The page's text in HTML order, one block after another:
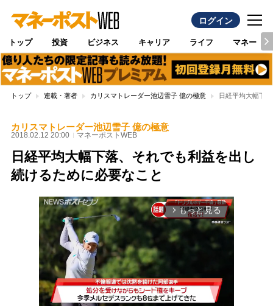
ログイン
トップ 投資 ビジネス キャリア ライフ マネー
トップ 連載・著者 カリスマトレーダー池辺雪子 億の極意 日経平均大幅下
カリスマトレーダー池辺雪子 億の極意
2018.02.12 20:00 マネーポストWEB
日経平均大幅下落、それでも利益を出し
続けるために必要なこと
arrow_forward_ios もっと見る